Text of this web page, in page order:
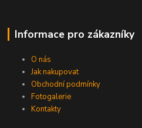
Informace pro zákazníky
O nás
Jak nakupovat
Obchodní podmínky
Fotogalerie
Kontakty